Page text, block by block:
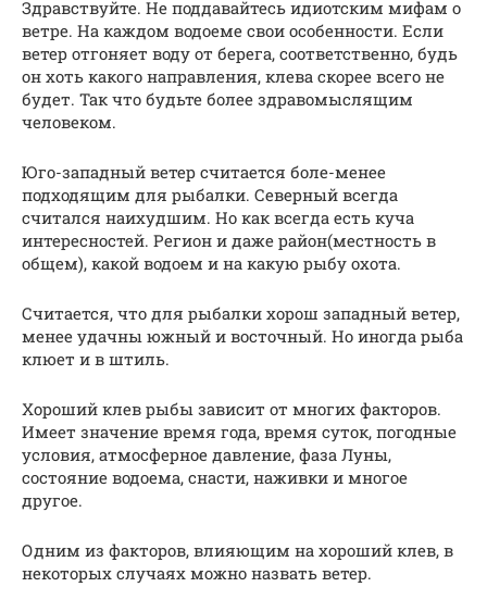
Здравствуйте. Не поддавайтесь идиотским мифам о
ветре. На каждом водоеме свои особенности. Если
ветер отгоняет воду от берега, соответственно, будь
он хоть какого направления, клева скорее всего не
будет. Так что будьте более здравомыслящим
человеком.
Юго-западный ветер считается боле-менее
подходящим для рыбалки. Северный всегда
считался наихудшим. Но как всегда есть куча
интересностей. Регион и даже район(местность в
общем), какой водоем и на какую рыбу охота.
Считается, что для рыбалки хорош западный ветер,
менее удачны южный и восточный. Но иногда рыба
клюет и в штиль.
Хороший клев рыбы зависит от многих факторов.
Имеет значение время года, время суток, погодные
условия, атмосферное давление, фаза Луны,
состояние водоема, снасти, наживки и многое
другое.
Одним из факторов, влияющим на хороший клев, в
некоторых случаях можно назвать ветер.